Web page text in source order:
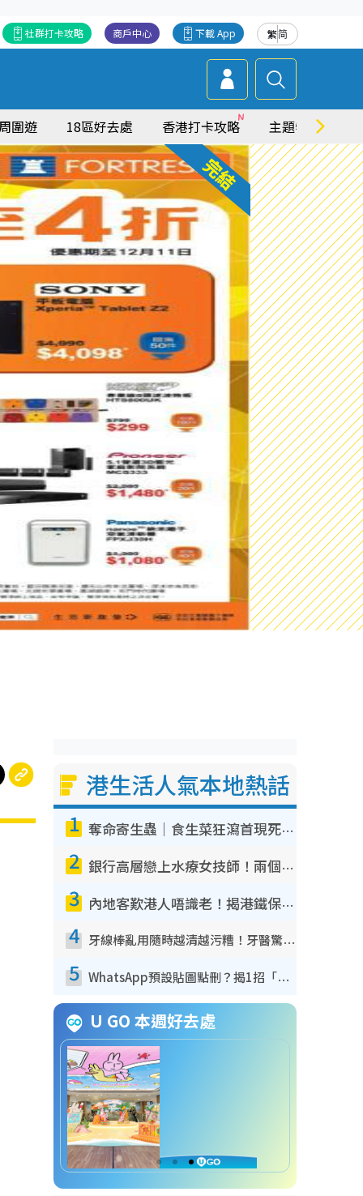
繁简
下載 App
商戶中心
社群打卡攻略
圍遊 18區好去處 香港打卡攻略 主題特集
港生活人氣本地熱話
1 奪命寄生蟲｜食生菜狂瀉首現死者！疫潮惡化錄1.8萬宗病例 揭洗菜3大謬誤
2 銀行高層戀上水療女技師！兩個月借128萬驚覺「沉船」沉落火海 揭背後疑似邪教操控賣淫
3 內地客歎港人唔識老！揭港鐵保鮮級冷氣 港人求放過：咪投訴
4 牙線棒亂用隨時越清越污糟！牙醫驚揭盲目過戶細菌恐致蛀牙：呢種先係日常真保養
5 WhatsApp預設貼圖點刪？揭1招「反向操作」還原簡潔介面 附3步實測教學
U GO 本週好去處